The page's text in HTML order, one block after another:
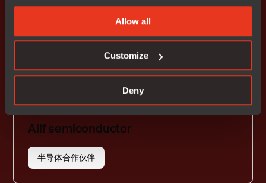
Allow all
Customize
Deny
ABOV
半导体合作伙伴
Alif semiconductor
半导体合作伙伴